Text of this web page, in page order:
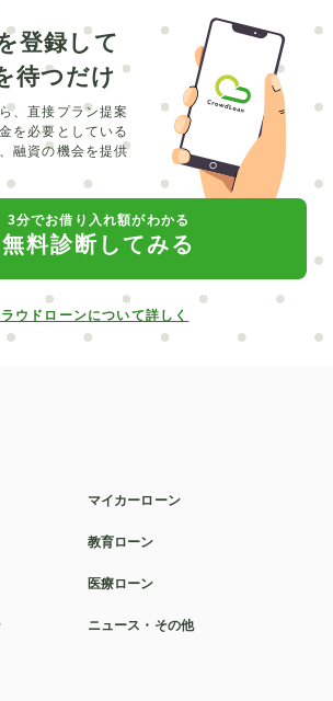
登録して
待つだけ
、直接プラン提案
を必要としている
融資の機会を提供
3分でお借り入れ額がわかる
無料診断してみる
ウドローンについて詳しく
マイカーローン
教育ローン
医療ローン
ニュース・その他